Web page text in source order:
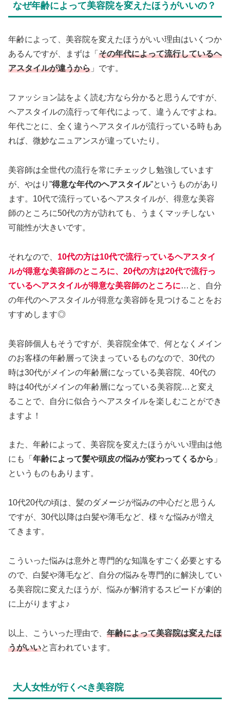
なぜ年齢によって美容院を変えたほうがいいの？
年齢によって、美容院を変えたほうがいい理由はいくつか
あるんですが、まずは「 その年代によって流行しているヘ
アスタイルが違うから 」です。
ファッション誌をよく読む方なら分かると思うんですが、
ヘアスタイルの流行って年代によって、違うんですよね。
年代ごとに、全く違うヘアスタイルが流行っている時もあ
れば、微妙なニュアンスが違っていたり。
美容師は全世代の流行を常にチェックし勉強しています
が、やはり”得意な年代のヘアスタイル”というものがあり
ます。10代で流行っているヘアスタイルが、得意な美容
師のところに50代の方が訪れても、うまくマッチしない
可能性が大きいです。
それなので、 10代の方は10代で流行っているヘアスタイ
ルが得意な美容師のところに、20代の方は20代で流行っ
ているヘアスタイルが得意な美容師のところに…と、自分
の年代のヘアスタイルが得意な美容師を見つけることをお
すすめします◎
美容師個人もそうですが、美容院全体で、何となくメイン
のお客様の年齢層って決まっているものなので、30代の
時は30代がメインの年齢層になっている美容院、40代の
時は40代がメインの年齢層になっている美容院…と変え
ることで、自分に似合うヘアスタイルを楽しむことができ
ますよ！
また、年齢によって、美容院を変えたほうがいい理由は他
にも「 年齢によって髪や頭皮の悩みが変わってくるから 」
というものもあります。
10代20代の頃は、髪のダメージが悩みの中心だと思うん
ですが、30代以降は白髪や薄毛など、様々な悩みが増え
てきます。
こういった悩みは意外と専門的な知識をすごく必要とする
ので、白髪や薄毛など、自分の悩みを専門的に解決してい
る美容院に変えたほうが、悩みが解消するスピードが劇的
に上がりますよ♪
以上、こういった理由で、 年齢によって美容院は変えたほ
うがいいと言われています。
大人女性が行くべき美容院